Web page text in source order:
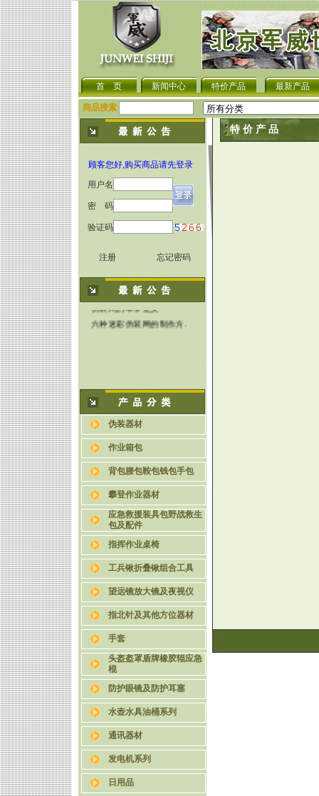
首 页 新闻中心 特价产品 最新产品
商品搜索
顾客您好,购买商品请先登录
用户名
密 码
验证码
注册 忘记密码
关于伪装网的种类与功能.
使用伪装网时为何要将其.
伪装网的军事意义
六种迷彩伪装网的制作方.
伪装器材
作业箱包
背包腰包鞍包钱包手包
攀登作业器材
应急救援装具包野战救生
包及配件
指挥作业桌椅
工兵锹折叠锹组合工具
望远镜放大镜及夜视仪
指北针及其他方位器材
手套
头盔盔罩盾牌橡胶辊应急
棍
防护眼镜及防护耳塞
水壶水具油桶系列
通讯器材
发电机系列
日用品
特 价 产 品